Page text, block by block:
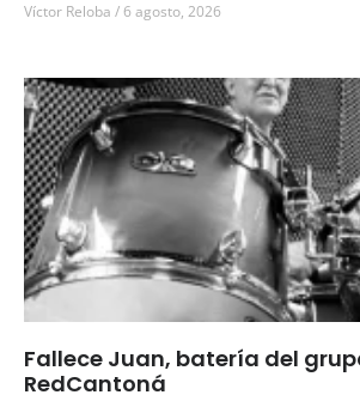
Víctor Reloba 6 agosto, 2026
Fallece Juan, batería del
RedCantoná